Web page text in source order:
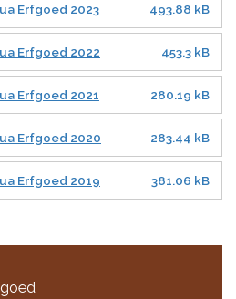
Erfgoed 2023 493.88 kB
Erfgoed 2022 453.3 kB
Erfgoed 2021 280.19 kB
Erfgoed 2020 283.44 kB
Erfgoed 2019 381.06 kB